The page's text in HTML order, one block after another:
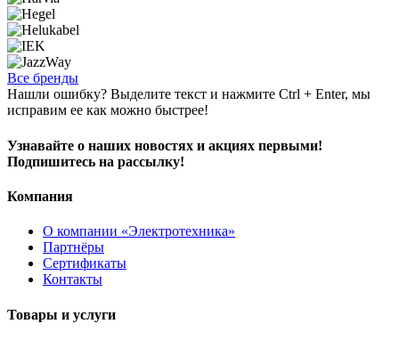
Все бренды
Нашли ошибку? Выделите текст и нажмите Ctrl + Enter, мы
исправим ее как можно быстрее!
Узнавайте о наших новостях и акциях первыми!
Подпишитесь на рассылку!
Компания
О компании «Электротехника»
Партнёры
Сертификаты
Контакты
Товары и услуги